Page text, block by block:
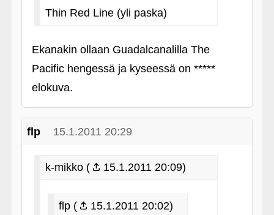
Thin Red Line (yli paska)
Ekanakin ollaan Guadalcanalilla The
Pacific hengessä ja kyseessä on *****
elokuva.
flp 15.1.2011 20:29
k-mikko ( 15.1.2011 20:09)
flp (
15.1.2011 20:02)